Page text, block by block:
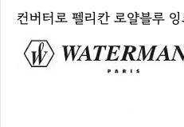
컨버터로 펠리칸 로얄블루